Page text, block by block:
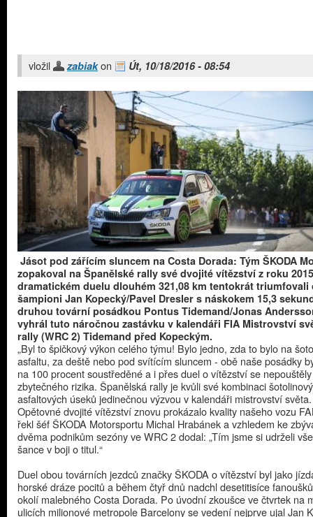
vložil zabiakon Út, 10/18/2016 - 08:54
Jásot pod zářícím sluncem na Costa Dorada: Tým ŠKODA
zopakoval na Španělské rally své dvojité vítězství z roku
dramatickém duelu dlouhém 321,08 km tentokrát triumfovali
šampioni Jan Kopecký/Pavel Dresler s náskokem 15,3
druhou tovární posádkou Pontus Tidemand/Jonas
vyhrál tuto náročnou zastávku v kalendáři FIA Mistrovství
rally (WRC 2) Tidemand před Kopeckým.
​„Byl to špičkový výkon celého týmu! Bylo jedno, zda to bylo na
asfaltu, za deště nebo pod svítícím sluncem - obě naše posádky
na 100 procent soustředěné a i přes duel o vítězství se
zbytečného rizika. Španělská rally je kvůli své kombinaci
asfaltových úseků jedinečnou výzvou v kalendáři mistrovství světa.
Opětovné dvojité vítězství znovu prokázalo kvality našeho vozu
řekl šéf ŠKODA Motorsportu Michal Hrabánek a vzhledem ke
dvěma podnikům sezóny ve WRC 2 dodal: „Tím jsme si udrželi
šance v boji o titul.“
Duel obou továrních jezdců značky ŠKODA o vítězství byl jako
horské dráze pocitů a během čtyř dnů nadchl desetitisíce
okolí malebného Costa Dorada. Po úvodní zkoušce ve čtvrtek na
ulicích milionové metropole Barcelony se vedení nejprve ujal Jan